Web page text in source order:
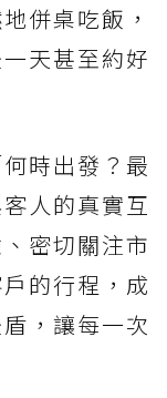
併桌吃飯，
天甚至約好
時出發？最
人的真實互
密切關注市
的行程，成
，讓每一次